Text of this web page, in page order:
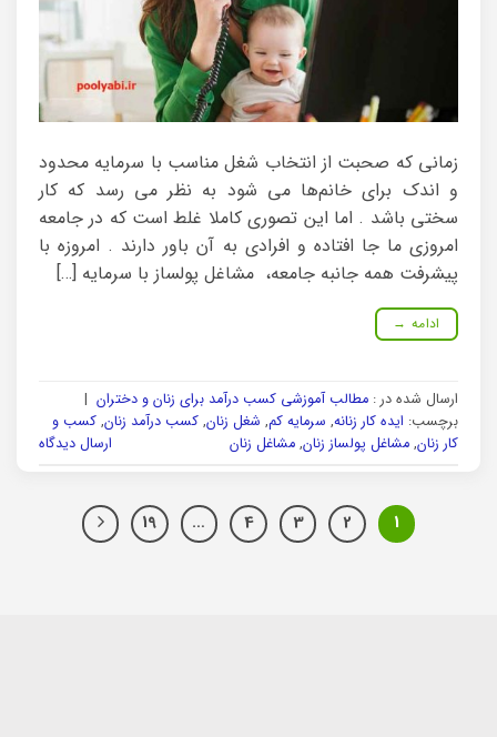
زمانی که صحبت از انتخاب شغل مناسب با سرمایه محدود
و اندک برای خانم‌ها می شود به نظر می رسد که کار
سختی باشد . اما این تصوری کاملا غلط است که در جامعه
امروزی ما جا افتاده و افرادی به آن باور دارند . امروزه با
پیشرفت همه جانبه جامعه، مشاغل پولساز با سرمایه […]
ادامه →
ارسال شده در : مطالب آموزشی کسب درآمد برای زنان و دختران |
برچسب: ایده کار زنانه, سرمایه کم, شغل زنان, کسب درآمد زنان, کسب و
کار زنان, مشاغل پولساز زنان, مشاغل زنان ارسال دیدگاه
1
2
3
4
…
19